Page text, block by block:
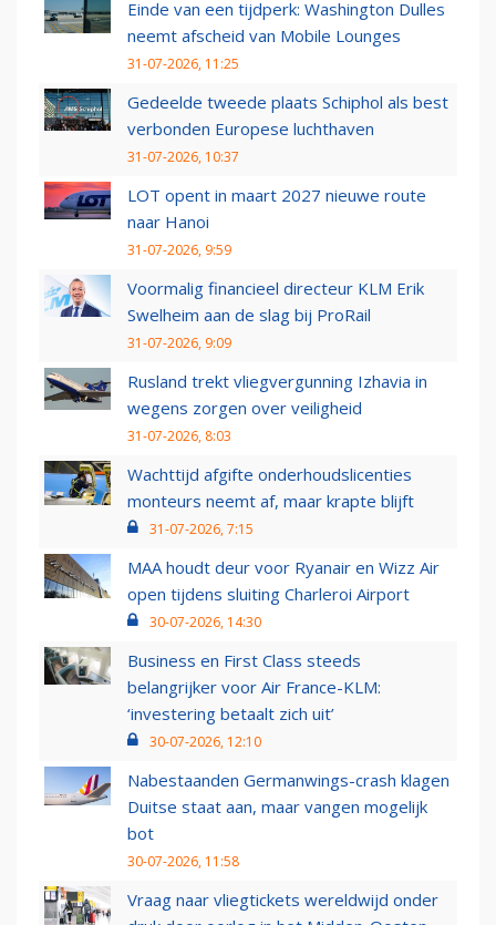
Einde van een tijdperk: Washington Dulles
neemt afscheid van Mobile Lounges
31-07-2026, 11:25
Gedeelde tweede plaats Schiphol als best
verbonden Europese luchthaven
31-07-2026, 10:37
LOT opent in maart 2027 nieuwe route
naar Hanoi
31-07-2026, 9:59
Voormalig financieel directeur KLM Erik
Swelheim aan de slag bij ProRail
31-07-2026, 9:09
Rusland trekt vliegvergunning Izhavia in
wegens zorgen over veiligheid
31-07-2026, 8:03
Wachttijd afgifte onderhoudslicenties
monteurs neemt af, maar krapte blijft
31-07-2026, 7:15
MAA houdt deur voor Ryanair en Wizz Air
open tijdens sluiting Charleroi Airport
30-07-2026, 14:30
Business en First Class steeds
belangrijker voor Air France-KLM:
‘investering betaalt zich uit’
30-07-2026, 12:10
Nabestaanden Germanwings-crash klagen
Duitse staat aan, maar vangen mogelijk
bot
30-07-2026, 11:58
Vraag naar vliegtickets wereldwijd onder